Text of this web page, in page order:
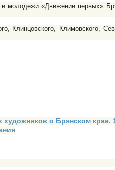
«Движение первых»
Климовского,
о Брянском